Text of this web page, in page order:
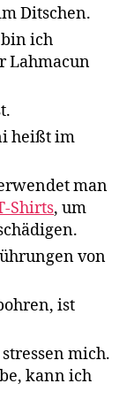
Ditschen.
ich
Lahmacun
heißt im
man
Shirts, um
von
ist
mich.
kann ich